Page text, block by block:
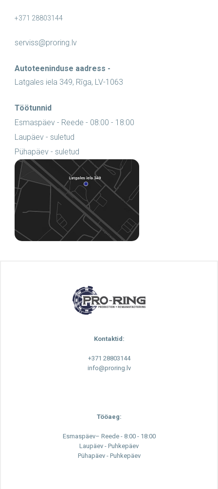
+371 28803144
serviss@proring.lv
Autoteeninduse aadress -
Latgales iela 349, Rīga, LV-1063
Töötunnid
Esmaspäev - Reede - 08:00 - 18:00
Laupäev - suletud
Pühapäev - suletud
Kontaktid:
+371 28803144
info@proring.lv
Tööaeg:
Esmaspäev– Reede - 8:00 - 18:00
Laupäev - Puhkepäev
Pühapäev - Puhkepäev